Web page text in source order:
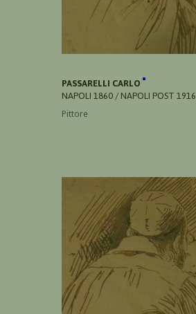
PASSARELLI CARLO
NAPOLI 1860 / NAPOLI POST 1916
Pittore